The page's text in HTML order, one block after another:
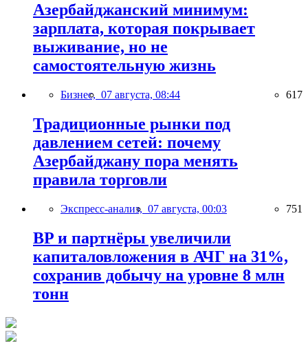
Азербайджанский минимум:
зарплата, которая покрывает
выживание, но не
самостоятельную жизнь
Бизнес, 07 августа, 08:44 617
Традиционные рынки под
давлением сетей: почему
Азербайджану пора менять
правила торговли
Экспресс-анализ, 07 августа, 00:03 751
BP и партнёры увеличили
капиталовложения в АЧГ на 31%,
сохранив добычу на уровне 8 млн
тонн